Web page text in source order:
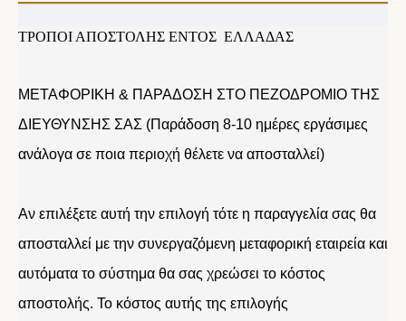
ΤΡΟΠΟΙ ΑΠΟΣΤΟΛΗΣ ΕΝΤΟΣ ΕΛΛΑΔΑΣ
ΜΕΤΑΦΟΡΙΚΗ & ΠΑΡΑΔΟΣΗ ΣΤΟ ΠΕΖΟΔΡΟΜΙΟ ΤΗΣ
ΔΙΕΥΘΥΝΣΗΣ ΣΑΣ (Παράδοση 8-10 ημέρες εργάσιμες
ανάλογα σε ποια περιοχή θέλετε να αποσταλλεί)
Αν επιλέξετε αυτή την επιλογή τότε η παραγγελία σας θα
αποσταλλεί με την συνεργαζόμενη μεταφορική εταιρεία και
αυτόματα το σύστημα θα σας χρεώσει το κόστος
αποστολής. Το κόστος αυτής της επιλογής